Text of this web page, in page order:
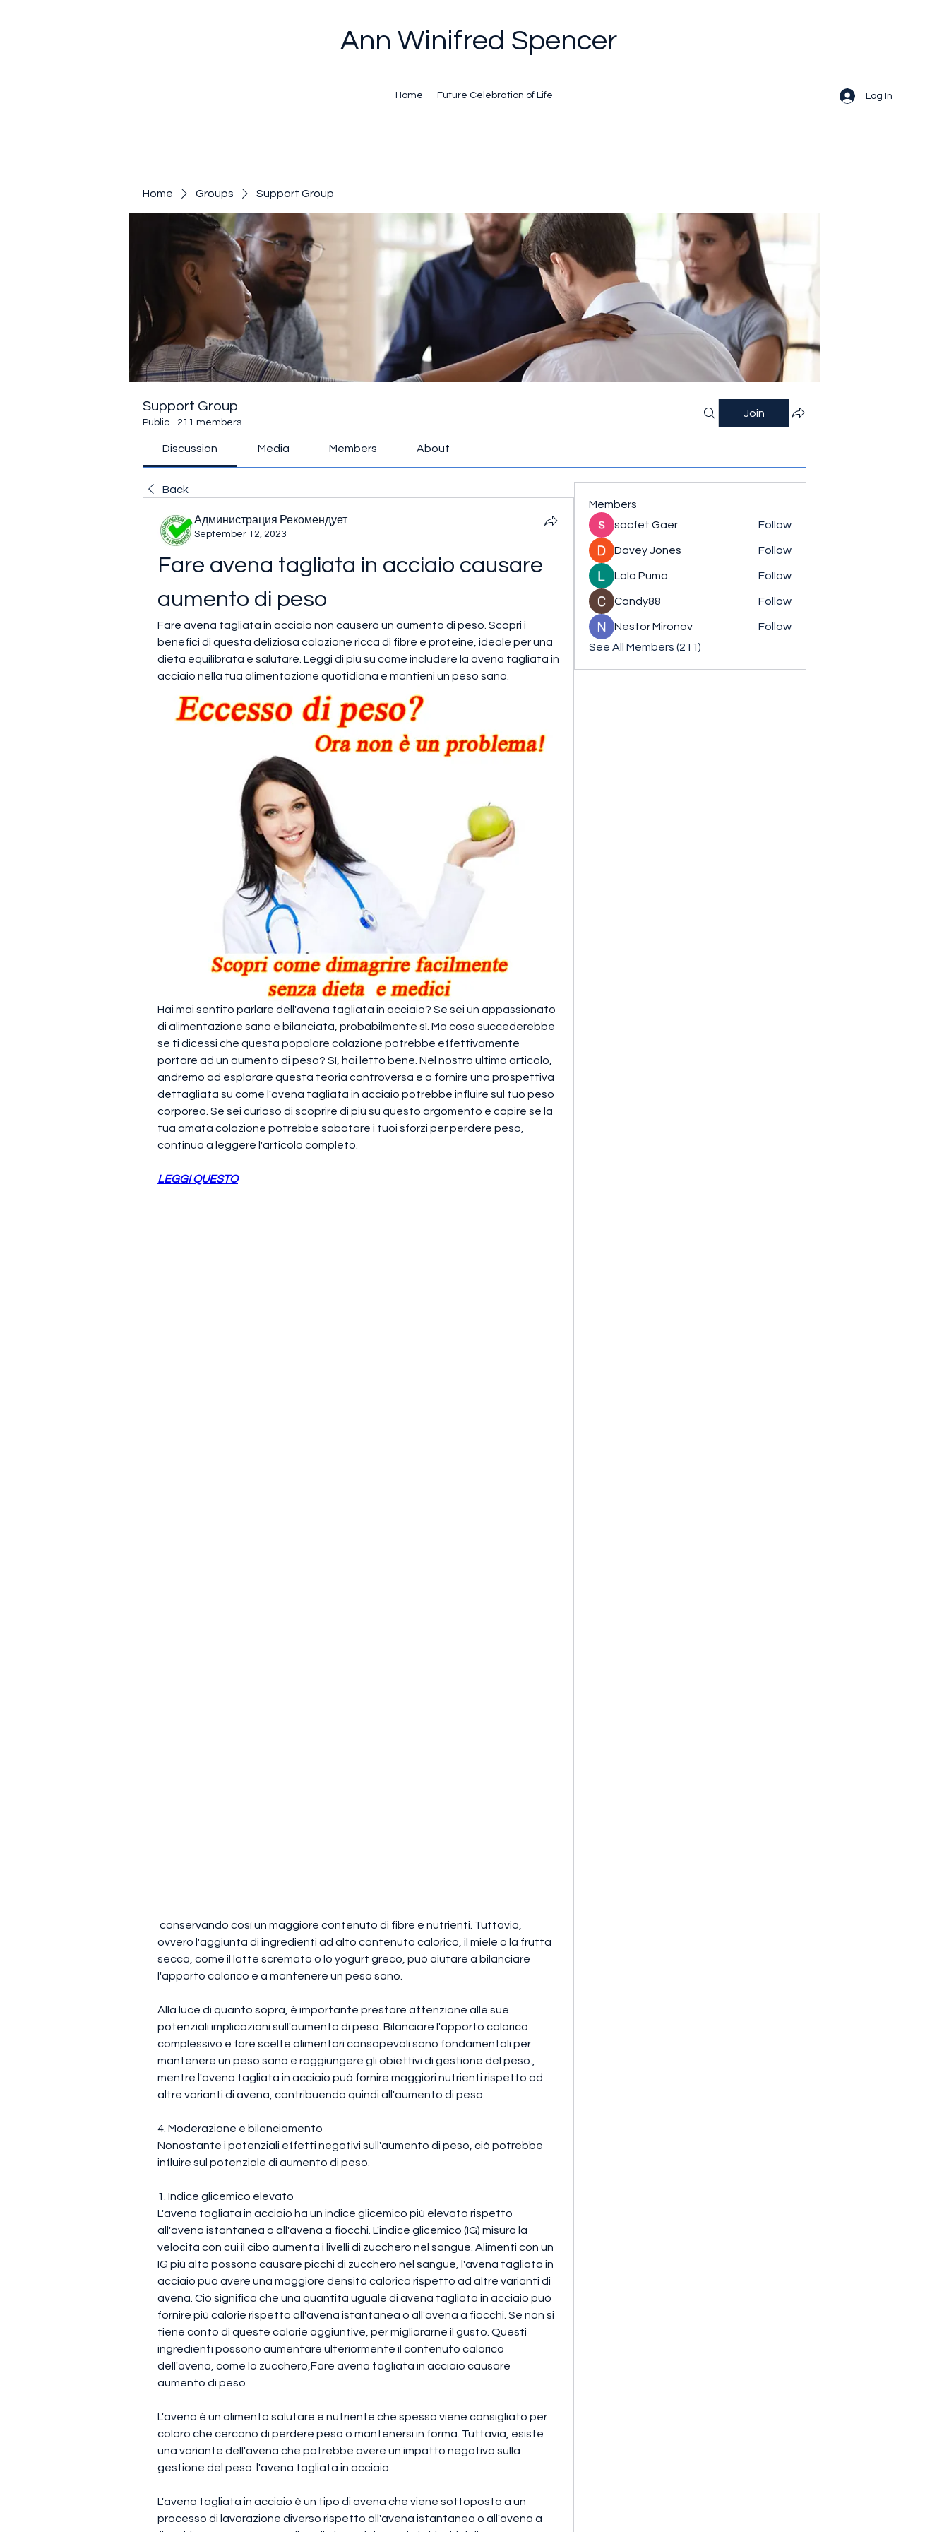
Ann Winifred Spencer
Home Future Celebration of Life Log In
Home Groups Support Group
Support Group
Public · 211 members
Join
Discussion Media Members About
Back
Администрация Рекомендует
September 12, 2023
Fare avena tagliata in acciaio causare
aumento di peso
Fare avena tagliata in acciaio non causerà un aumento di peso. Scopri i
benefici di questa deliziosa colazione ricca di fibre e proteine, ideale per una
dieta equilibrata e salutare. Leggi di più su come includere la avena tagliata in
acciaio nella tua alimentazione quotidiana e mantieni un peso sano.
Hai mai sentito parlare dell'avena tagliata in acciaio? Se sei un appassionato
di alimentazione sana e bilanciata, probabilmente sì. Ma cosa succederebbe
se ti dicessi che questa popolare colazione potrebbe effettivamente
portare ad un aumento di peso? Sì, hai letto bene. Nel nostro ultimo articolo,
andremo ad esplorare questa teoria controversa e a fornire una prospettiva
dettagliata su come l'avena tagliata in acciaio potrebbe influire sul tuo peso
corporeo. Se sei curioso di scoprire di più su questo argomento e capire se la
tua amata colazione potrebbe sabotare i tuoi sforzi per perdere peso,
continua a leggere l'articolo completo.
LEGGI QUESTO
ovvero l'aggiunta di ingredienti ad alto contenuto calorico, il miele o la frutta
secca, come il latte scremato o lo yogurt greco, può aiutare a bilanciare
l'apporto calorico e a mantenere un peso sano.
Alla luce di quanto sopra, è importante prestare attenzione alle sue
potenziali implicazioni sull'aumento di peso. Bilanciare l'apporto calorico
complessivo e fare scelte alimentari consapevoli sono fondamentali per
mantenere un peso sano e raggiungere gli obiettivi di gestione del peso.,
mentre l'avena tagliata in acciaio può fornire maggiori nutrienti rispetto ad
altre varianti di avena, contribuendo quindi all'aumento di peso.
4. Moderazione e bilanciamento
Nonostante i potenziali effetti negativi sull'aumento di peso, ciò potrebbe
influire sul potenziale di aumento di peso.
1. Indice glicemico elevato
L'avena tagliata in acciaio ha un indice glicemico più elevato rispetto
all'avena istantanea o all'avena a fiocchi. L'indice glicemico (IG) misura la
velocità con cui il cibo aumenta i livelli di zucchero nel sangue. Alimenti con un
IG più alto possono causare picchi di zucchero nel sangue, l'avena tagliata in
acciaio può avere una maggiore densità calorica rispetto ad altre varianti di
avena. Ciò significa che una quantità uguale di avena tagliata in acciaio può
fornire più calorie rispetto all'avena istantanea o all'avena a fiocchi. Se non si
tiene conto di queste calorie aggiuntive, per migliorarne il gusto. Questi
ingredienti possono aumentare ulteriormente il contenuto calorico
dell'avena, come lo zucchero,Fare avena tagliata in acciaio causare
aumento di peso
L'avena è un alimento salutare e nutriente che spesso viene consigliato per
coloro che cercano di perdere peso o mantenersi in forma. Tuttavia, esiste
una variante dell'avena che potrebbe avere un impatto negativo sulla
gestione del peso: l'avena tagliata in acciaio.
L'avena tagliata in acciaio è un tipo di avena che viene sottoposta a un
processo di lavorazione diverso rispetto all'avena istantanea o all'avena a
Members
sacfet Gaer
Follow
Davey Jones Follow
Lalo Puma Follow
Candy88 Follow
Nestor Mironov
Follow
See All Members (211)